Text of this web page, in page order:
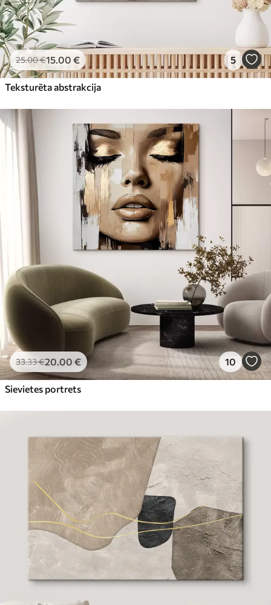
25.00€15.00 € 5
Teksturēta abstrakcija
33.33€20.00 € 10
Sievietes portrets